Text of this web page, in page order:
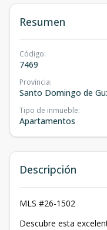
Resumen
Código:
7469
Provincia:
Santo Domingo de
Tipo de inmueble:
Apartamentos
Descripción
MLS #26-1502
Descubre esta